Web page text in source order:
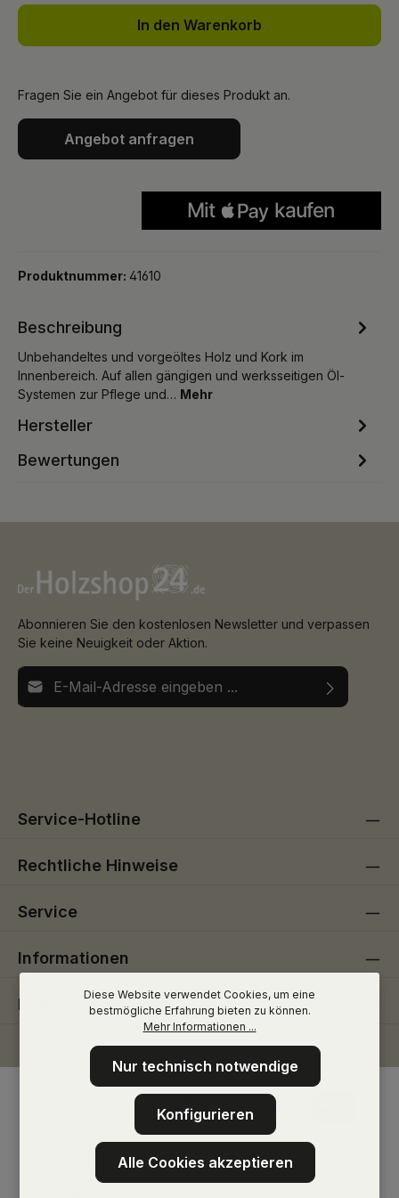
In den Warenkorb
Fragen Sie ein Angebot für dieses Produkt an.
Angebot anfragen
Produktnummer: 41610
Beschreibung
Unbehandeltes und vorgeöltes Holz und Kork im
Innenbereich. Auf allen gängigen und werksseitigen Öl-
Systemen zur Pflege und… Mehr
Hersteller
Bewertungen
Abonnieren Sie den kostenlosen Newsletter und verpassen
Sie keine Neuigkeit oder Aktion.
E-Mail-Adresse*
Service-Hotline
Rechtliche Hinweise
Service
Informationen
Folge uns
Diese Website verwendet Cookies, um eine
bestmögliche Erfahrung bieten zu können.
Mehr Informationen ...
Nur technisch notwendige
Konfigurieren
Alle Cookies akzeptieren